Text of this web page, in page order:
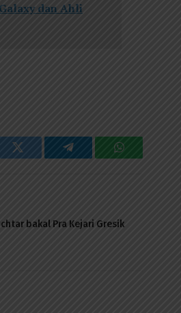
dan Ahli
Twitter Telegram WhatsApp
bakal Pra Kejari Gresik